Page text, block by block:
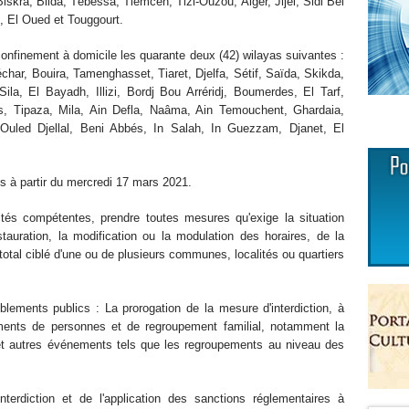
El Oued et Touggourt.
à domicile les quarante deux (42) wilayas suivantes :
Bouira, Tamenghasset, Tiaret, Djelfa, Sétif, Saïda, Skikda,
El Bayadh, Illizi, Bordj Bou Arréridj, Boumerdes, El Tarf,
Tipaza, Mila, Ain Defla, Naâma, Ain Temouchent, Ghardaia,
Djellal, Beni Abbés, In Salah, In Guezzam, Djanet, El
à partir du mercredi 17 mars 2021.
compétentes, prendre toutes mesures qu'exige la situation
la modification ou la modulation des horaires, de la
ciblé d'une ou de plusieurs communes, localités ou quartiers
publics : La prorogation de la mesure d'interdiction, à
de personnes et de regroupement familial, notamment la
événements tels que les regroupements au niveau des
et de l'application des sanctions réglementaires à